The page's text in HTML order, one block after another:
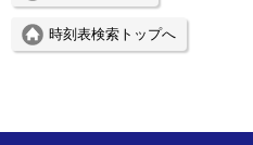
時刻表検索トップへ